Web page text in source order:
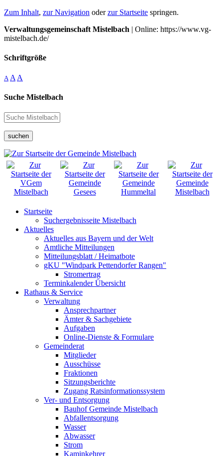
Zum Inhalt, zur Navigation oderzur Startseite springen.
Verwaltungsgemeinschaft Mistelbach | Online: https://www.vg-
mistelbach.de/
Schriftgröße
A A A
Suche Mistelbach
suchen
Startseite
Suchergebnisseite Mistelbach
Aktuelles
Aktuelles aus Bayern und der Welt
Amtliche Mitteilungen
Mitteilungsblatt / Heimatbote
gKU "Windpark Pettendorfer Rangen"
Stromertrag
Terminkalender Übersicht
Rathaus & Service
Verwaltung
Ansprechpartner
Ämter & Sachgebiete
Aufgaben
Online-Dienste & Formulare
Gemeinderat
Mitglieder
Ausschüsse
Fraktionen
Sitzungsberichte
Zugang Ratsinformationssystem
Ver- und Entsorgung
Bauhof Gemeinde Mistelbach
Abfallentsorgung
Wasser
Abwasser
Strom
Kaminkehrer